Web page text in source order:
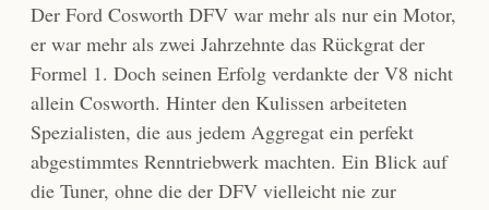
Der Ford Cosworth DFV war mehr als nur ein Motor,
er war mehr als zwei Jahrzehnte das Rückgrat der
Formel 1. Doch seinen Erfolg verdankte der V8 nicht
allein Cosworth. Hinter den Kulissen arbeiteten
Spezialisten, die aus jedem Aggregat ein perfekt
abgestimmtes Renntriebwerk machten. Ein Blick auf
die Tuner, ohne die der DFV vielleicht nie zur